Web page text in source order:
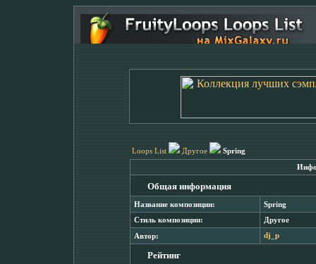
Loops List Другое Spring
Общая информация
Название композиции: Spring
Стиль композиции: Другое
Автор: dj_p
Рейтинг